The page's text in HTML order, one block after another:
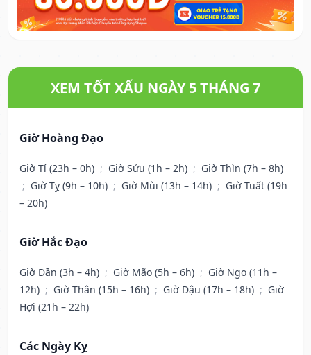
XEM TỐT XẤU NGÀY 5 THÁNG 7
Giờ Hoàng Đạo
Giờ Tí (23h – 0h) ; Giờ Sửu (1h – 2h) ; Giờ Thìn (7h – 8h)
; Giờ Tỵ (9h – 10h) ; Giờ Mùi (13h – 14h) ; Giờ Tuất (19h
– 20h)
Giờ Hắc Đạo
Giờ Dần (3h – 4h) ; Giờ Mão (5h – 6h) ; Giờ Ngọ (11h –
12h) ; Giờ Thân (15h – 16h) ; Giờ Dậu (17h – 18h) ; Giờ
Hợi (21h – 22h)
Các Ngày Kỵ